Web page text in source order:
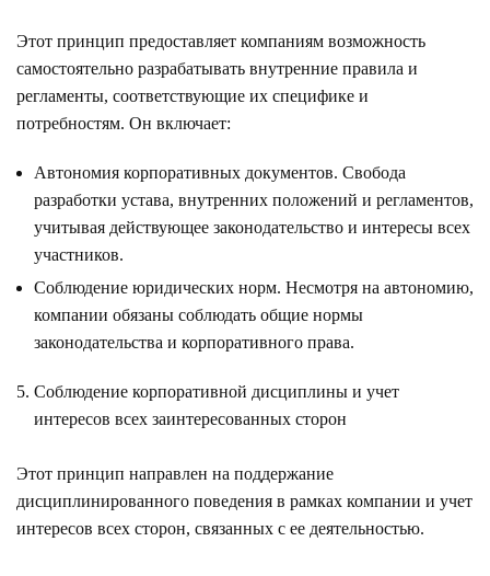
Этот принцип предоставляет компаниям возможность
самостоятельно разрабатывать внутренние правила и
регламенты, соответствующие их специфике и
потребностям. Он включает:
Автономия корпоративных документов. Свобода
разработки устава, внутренних положений и регламентов,
учитывая действующее законодательство и интересы всех
участников.
Соблюдение юридических норм. Несмотря на автономию,
компании обязаны соблюдать общие нормы
законодательства и корпоративного права.
Соблюдение корпоративной дисциплины и учет
интересов всех заинтересованных сторон
Этот принцип направлен на поддержание
дисциплинированного поведения в рамках компании и учет
интересов всех сторон, связанных с ее деятельностью.